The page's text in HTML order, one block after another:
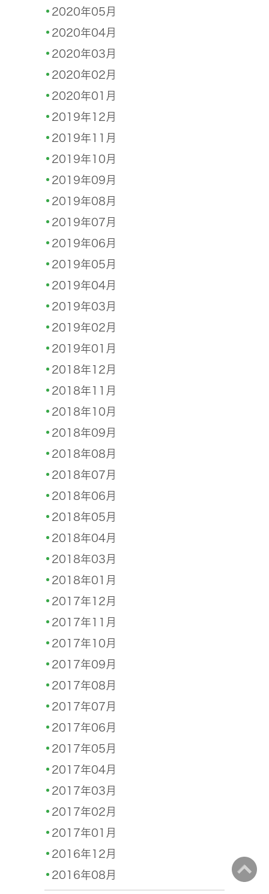
2020年05月
2020年04月
2020年03月
2020年02月
2020年01月
2019年12月
2019年11月
2019年10月
2019年09月
2019年08月
2019年07月
2019年06月
2019年05月
2019年04月
2019年03月
2019年02月
2019年01月
2018年12月
2018年11月
2018年10月
2018年09月
2018年08月
2018年07月
2018年06月
2018年05月
2018年04月
2018年03月
2018年01月
2017年12月
2017年11月
2017年10月
2017年09月
2017年08月
2017年07月
2017年06月
2017年05月
2017年04月
2017年03月
2017年02月
2017年01月
2016年12月
2016年08月